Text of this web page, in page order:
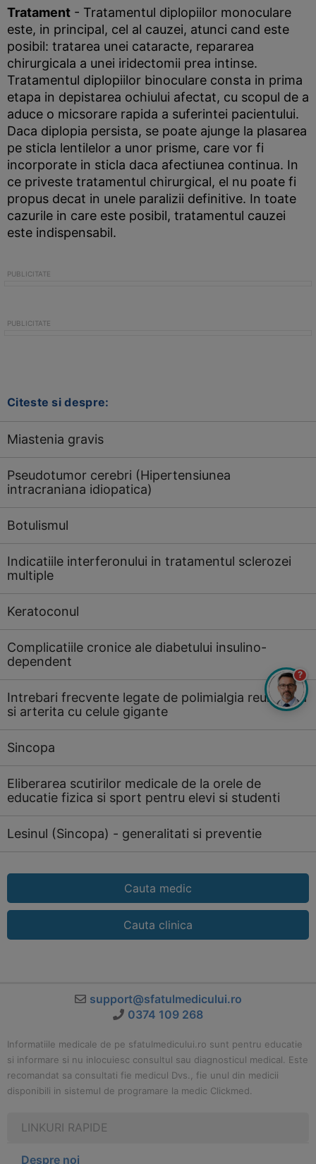
Tratament - Tratamentul diplopiilor monoculare
este, in principal, cel al cauzei, atunci cand este
posibil: tratarea unei cataracte, repararea
chirurgicala a unei iridectomii prea intinse.
Tratamentul diplopiilor binoculare consta in prima
etapa in depistarea ochiului afectat, cu scopul de a
aduce o micsorare rapida a suferintei pacientului.
Daca diplopia persista, se poate ajunge la plasarea
pe sticla lentilelor a unor prisme, care vor fi
incorporate in sticla daca afectiunea continua. In
ce priveste tratamentul chirurgical, el nu poate fi
propus decat in unele paralizii definitive. In toate
cazurile in care este posibil, tratamentul cauzei
este indispensabil.
Citeste si despre:
Miastenia gravis
Pseudotumor cerebri (Hipertensiunea
intracraniana idiopatica)
Botulismul
Indicatiile interferonului in tratamentul sclerozei
multiple
Keratoconul
Complicatiile cronice ale diabetului insulino-
dependent
Intrebari frecvente legate de polimialgia reumatica
si arterita cu celule gigante
Sincopa
Eliberarea scutirilor medicale de la orele de
educatie fizica si sport pentru elevi si studenti
Lesinul (Sincopa) - generalitati si preventie
Cauta medic
Cauta clinica
support@sfatulmedicului.ro
0374 109 268
Informatiile medicale de pe sfatulmedicului.ro sunt pentru educatie
si informare si nu inlocuiesc consultul sau diagnosticul medical. Este
recomandat sa consultati fie medicul Dvs., fie unul din medicii
disponibili in sistemul de programare la medic Clickmed.
LINKURI RAPIDE
Despre noi
?